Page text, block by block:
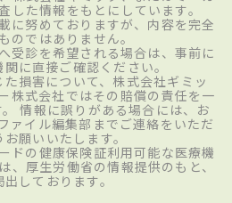
した情報をもとにしています。
に努めておりますが、内容を完全
のではありません。
受診を希望される場合は、事前に
に直接ご確認ください。
損害について、株式会社ギミッ
株式会社ではその賠償の責任を一
情報に誤りがある場合には、お
ァイル編集部までご連絡をいただ
願いいたします。
ドの健康保険証利用可能な医療機
、厚生労働省の情報提供のもと、
しております。